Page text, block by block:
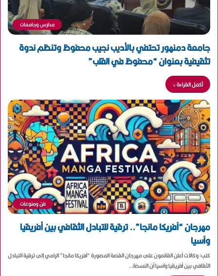
مدارس وجامعات
جامعة دمنهور تحتفي بالأديب نجيب محفوظ وتنظم ندوة
تثقيفية بعنوان “محفوظ في القلب”
أكمل القراءة »
فن ومنوعات
مهرجان “آفريكا مانجا”.. ترقية للتبادل الثقافي بين أفريقيا
وآسيا
كتب: وكالات أعلن القائمون على مهرجان القصة المصورة “آفريكا مانجا” الرامي إلى ترقية التبادل
الثقافي بين أفريقيا وآسيا أن النسخة…